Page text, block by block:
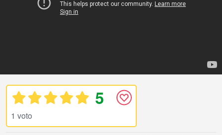
5
1 voto